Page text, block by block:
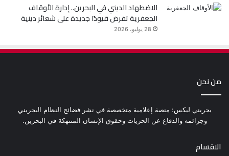
الاضطهاد الديني في البحرين.. إدارة الأوقاف
الجعفرية تفرض قيودًا جديدة على شعائر دينية
28 يوليو، 2026
من نحن
بحريني ليكس: منصة إعلامية متخصصة في نشر فضائح النظام البحريني
وجرائمه والدفاع عن الحريات وحقوق الإنسان المنتهكة في البحرين.
الاقسام